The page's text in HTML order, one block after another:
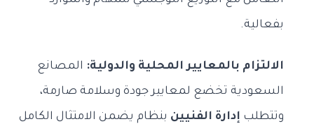
بفعالية.
الالتزام بالمعايير المحلية والدولية: المصانع
السعودية تخضع لمعايير جودة وسلامة صارمة،
وتتطلب إدارة الفنيين بنظام يضمن الامتثال الكامل